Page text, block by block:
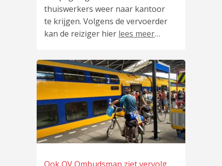
thuiswerkers weer naar kantoor
te krijgen. Volgens de vervoerder
kan de reiziger hier lees meer…